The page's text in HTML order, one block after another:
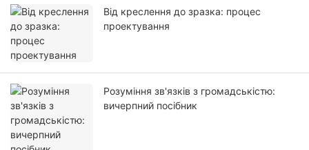
Від креслення до зразка: процес
проектування
Розуміння зв'язків з громадськістю:
вичерпний посібник